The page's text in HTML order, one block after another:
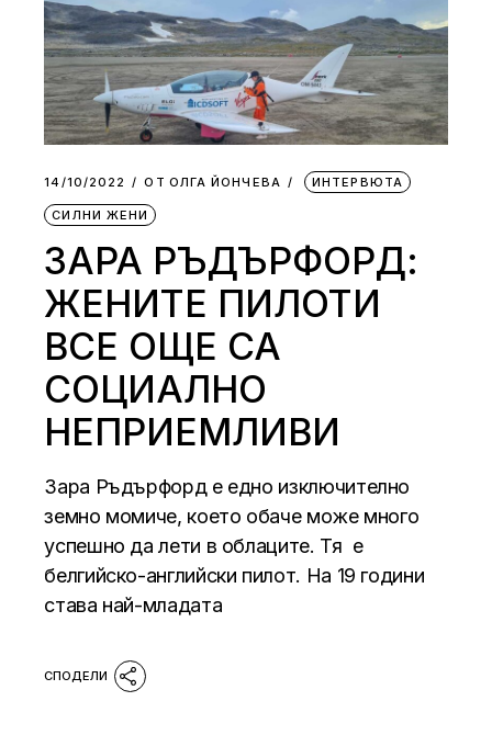
14/10/2022 ОТ ОЛГА ЙОНЧЕВА ИНТЕРВЮТА
СИЛНИ ЖЕНИ
ЗАРА РЪДЪРФОРД:
ЖЕНИТЕ ПИЛОТИ
ВСЕ ОЩЕ СА
СОЦИАЛНО
НЕПРИЕМЛИВИ
Зара Ръдърфорд е едно изключително
земно момиче, което обаче може много
успешно да лети в облаците. Тя е
белгийско-английски пилот. На 19 години
става най-младата